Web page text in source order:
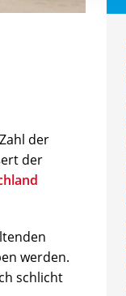
der
der
werden.
schlicht